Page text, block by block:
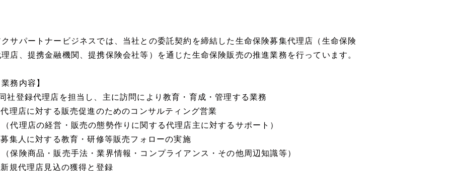
サパートナービジネスでは、当社との委託契約を締結した生命保険募集代理店（生命保険
店、提携金融機関、提携保険会社等）を通じた生命保険販売の推進業務を行っています。
務内容】
社登録代理店を担当し、主に訪問により教育・育成・管理する業務
理店に対する販売促進のためのコンサルティング営業
代理店の経営・販売の態勢作りに関する代理店主に対するサポート）
集人に対する教育・研修等販売フォローの実施
保険商品・販売手法・業界情報・コンプライアンス・その他周辺知識等）
規代理店見込の獲得と登録